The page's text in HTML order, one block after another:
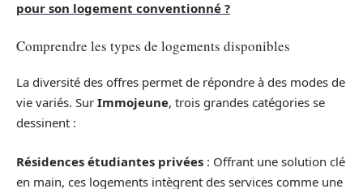
pour son logement conventionné ?
Comprendre les types de logements disponibles
La diversité des offres permet de répondre à des modes de
vie variés. Sur Immojeune, trois grandes catégories se
dessinent :
Résidences étudiantes privées : Offrant une solution clé
en main, ces logements intègrent des services comme une